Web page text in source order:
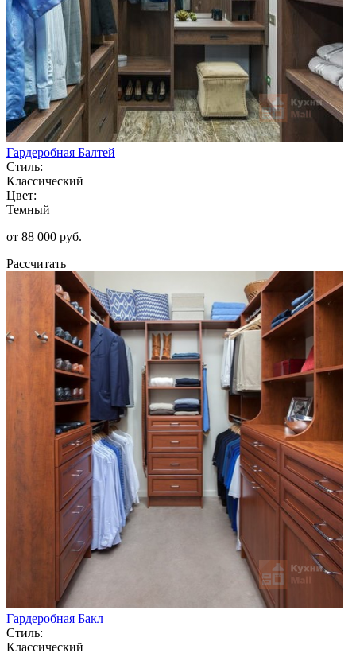
Гардеробная Балтей
Стиль:
Классический
Цвет:
Темный
от 88 000 руб.
Рассчитать
Гардеробная Бакл
Стиль:
Классический